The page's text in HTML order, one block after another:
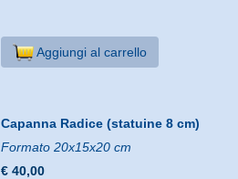
Aggiungi al carrello
Capanna Radice (statuine 8 cm)
Formato 20x15x20 cm
€ 40,00